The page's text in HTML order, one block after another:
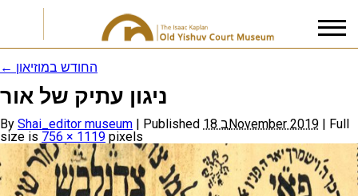
I accept thePrivacy Policy
← החודש במוזיאון
ניגון עתיק של אור
By Shai_editor museum | Published 18 בNovember 2019 | Full
size is 756 × 1119 pixels